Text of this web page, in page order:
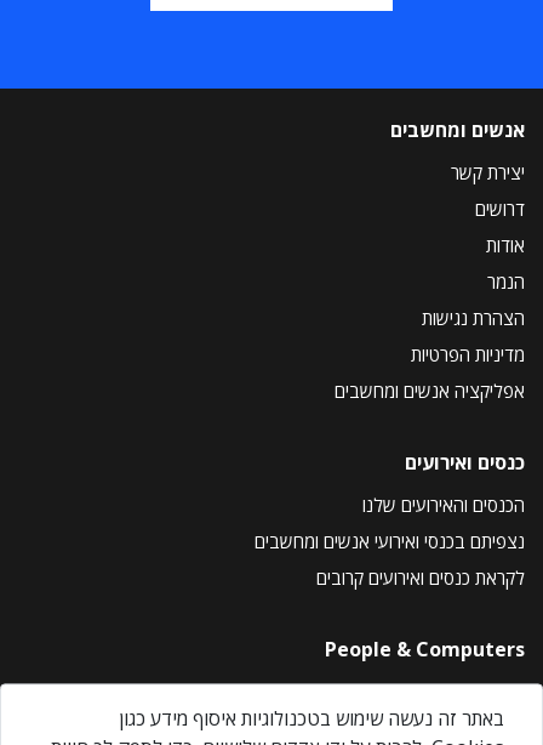
אנשים ומחשבים
יצירת קשר
דרושים
אודות
הנמר
הצהרת נגישות
מדיניות הפרטיות
אפליקציה אנשים ומחשבים
כנסים ואירועים
הכנסים והאירועים שלנו
נצפיתם בכנסי ואירועי אנשים ומחשבים
לקראת כנסים ואירועים קרובים
People & Computers
About Us
Privacy Policy
באתר זה נעשה שימוש בטכנולוגיות איסוף מידע כגון